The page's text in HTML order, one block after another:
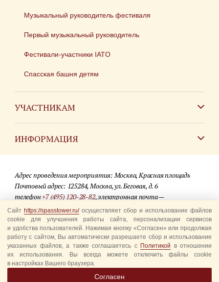
Музыкальный руководитель фестиваля
Первый музыкальный руководитель
Фестивали-участники IATO
Спасская башня детям
УЧАСТНИКАМ
ИНФОРМАЦИЯ
Для СМИ
Где купить билеты
Акции
Вопрос-ответ
Правила посещения
Уполномоченные представители
Адрес проведения мероприятия: Москва, Красная площадь
Почтовый адрес: 125284, Москва, ул. Беговая, д. 6
телефон+7 (495) 120-28-82, электронная почта —
info@spasstower.ru
© 2009-2025 Официальный сайт фестиваля «Спасская башня»
Разработка сайта —студия «Сибирикс»
Сайт https://spasstower.ru/осуществляет сбор и использование файлов
cookie для улучшения работы сайта, персонализации сервисов
и удобства пользователей. Нажимая кнопку «Согласен» или продолжая
работу с сайтом, Вы автоматически разрешаете сбор и использование
указанных файлов, а также соглашаетесь с Политикой в отношении
их использования. Вы всегда можете отключить файлы cookie
в настройках Вашего браузера.
Согласен